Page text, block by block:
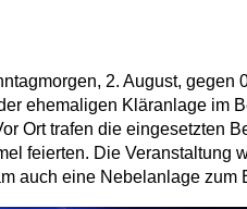
2. August, gegen
ehemaligen Kläranlage im
Ort trafen die eingesetzten
feierten. Die Veranstaltung
auch eine Nebelanlage zum